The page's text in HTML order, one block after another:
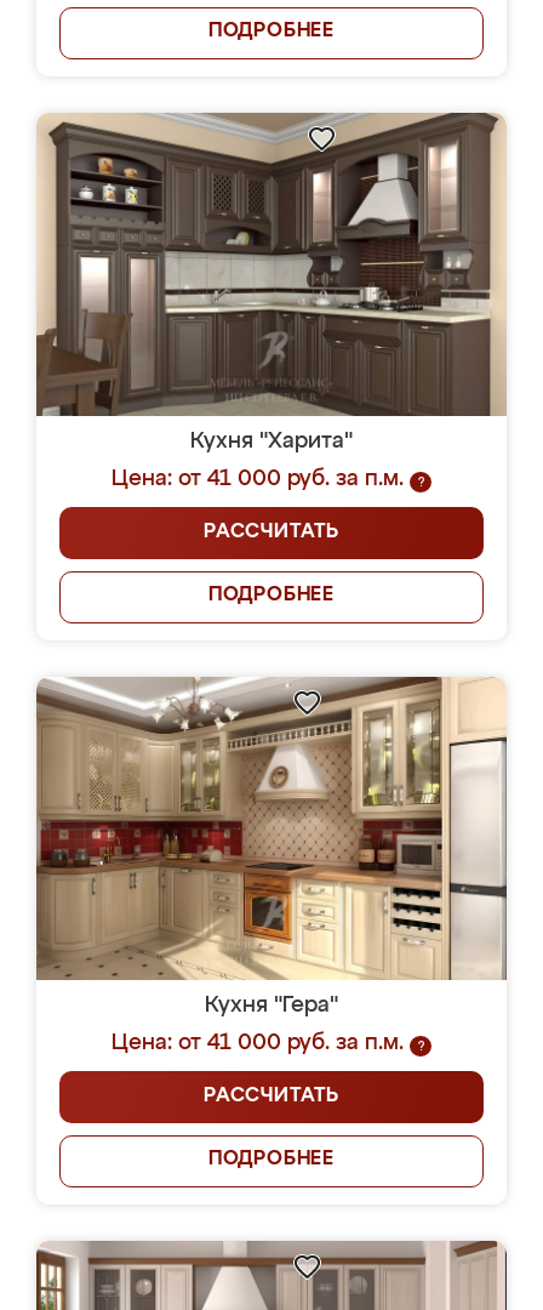
ПОДРОБНЕЕ
Кухня "Харита"
Цена: от 41 000 руб. за п.м.
?
РАССЧИТАТЬ
ПОДРОБНЕЕ
Кухня "Гера"
Цена: от 41 000 руб. за п.м.
?
РАССЧИТАТЬ
ПОДРОБНЕЕ